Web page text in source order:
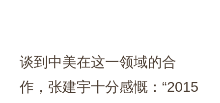
谈到中美在这一领域的合
作，张建宇十分感慨：“2015